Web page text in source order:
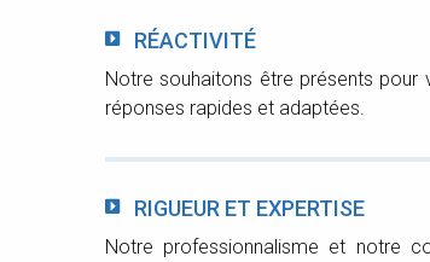
RÉACTIVITÉ
Notre souhaitons être présents
réponses rapides et adaptées.
RIGUEUR ET EXPERTISE
Notre professionnalisme et notre